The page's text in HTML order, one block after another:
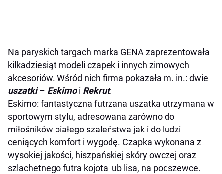
Na paryskich targach marka GENA zaprezentowała
kilkadziesiąt modeli czapek i innych zimowych
akcesoriów. Wśród nich firma pokazała m. in.: dwie
uszatki– Eskimoi Rekrut.
Eskimo: fantastyczna futrzana uszatka utrzymana w
sportowym stylu, adresowana zarówno do
miłośników białego szaleństwa jak i do ludzi
ceniących komfort i wygodę. Czapka wykonana z
wysokiej jakości, hiszpańskiej skóry owczej oraz
szlachetnego futra kojota lub lisa, na podszewce.